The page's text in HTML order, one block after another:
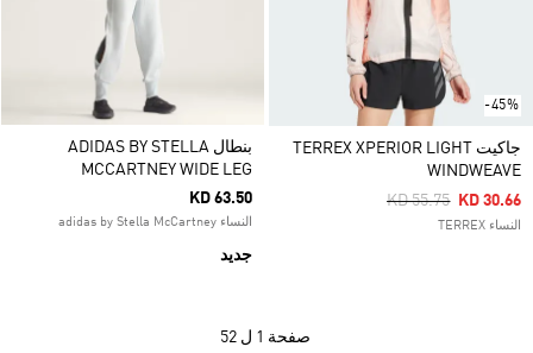
-45%
جاكيت TERREX XPERIOR LIGHT
WINDWEAVE
Price Reduced
KD 55.75ToKD 30.66
النساء TERREX
بنطال ADIDAS BY STELLA
MCCARTNEY WIDE LEG
KD 63.50
النساء adidas by Stella McCartney
جديد
صفحة 1 ل 52